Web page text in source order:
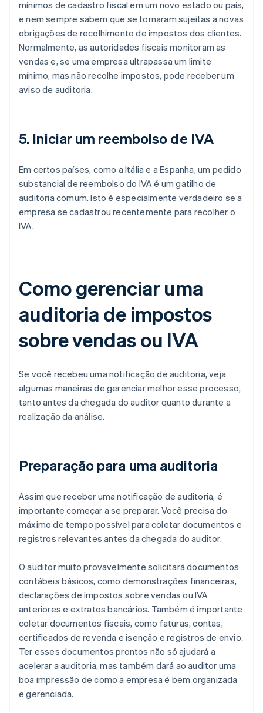
mínimos de cadastro fiscal em um novo estado ou país,
e nem sempre sabem que se tornaram sujeitas a novas
obrigações de recolhimento de impostos dos clientes.
Normalmente, as autoridades fiscais monitoram as
vendas e, se uma empresa ultrapassa um limite
mínimo, mas não recolhe impostos, pode receber um
aviso de auditoria.
5. Iniciar um reembolso de IVA
Em certos países, como a Itália e a Espanha, um pedido
substancial de reembolso do IVA é um gatilho de
auditoria comum. Isto é especialmente verdadeiro se a
empresa se cadastrou recentemente para recolher o
IVA.
Como gerenciar uma
auditoria de impostos
sobre vendas ou IVA
Se você recebeu uma notificação de auditoria, veja
algumas maneiras de gerenciar melhor esse processo,
tanto antes da chegada do auditor quanto durante a
realização da análise.
Preparação para uma auditoria
Assim que receber uma notificação de auditoria, é
importante começar a se preparar. Você precisa do
máximo de tempo possível para coletar documentos e
registros relevantes antes da chegada do auditor.
O auditor muito provavelmente solicitará documentos
contábeis básicos, como demonstrações financeiras,
declarações de impostos sobre vendas ou IVA
anteriores e extratos bancários. Também é importante
coletar documentos fiscais, como faturas, contas,
certificados de revenda e isenção e registros de envio.
Ter esses documentos prontos não só ajudará a
acelerar a auditoria, mas também dará ao auditor uma
boa impressão de como a empresa é bem organizada
e gerenciada.